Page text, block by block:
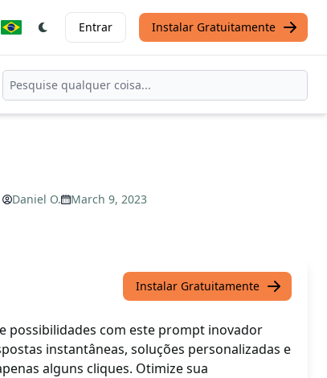
Entrar Instalar Gratuitamente
Daniel O.
March 9, 2023
Instalar Gratuitamente
possibilidades com este prompt inovador
instantâneas, soluções personalizadas e
alguns cliques. Otimize sua